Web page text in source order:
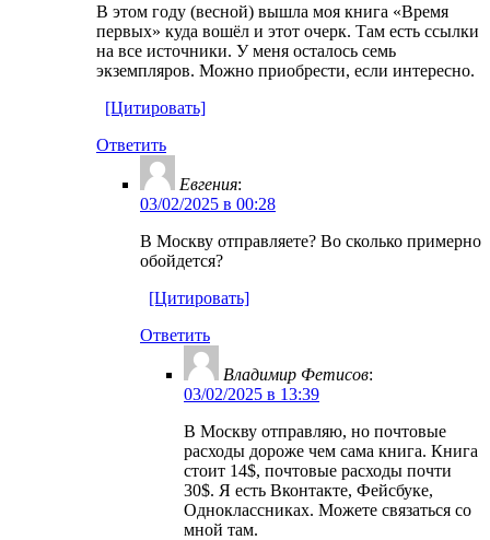
В этом году (весной) вышла моя книга «Время
первых» куда вошёл и этот очерк. Там есть ссылки
на все источники. У меня осталось семь
экземпляров. Можно приобрести, если интересно.
[Цитировать]
Ответить
Евгения:
03/02/2025 в 00:28
В Москву отправляете? Во сколько примерно
обойдется?
[Цитировать]
Ответить
Владимир Фетисов:
03/02/2025 в 13:39
В Москву отправляю, но почтовые
расходы дороже чем сама книга. Книга
стоит 14$, почтовые расходы почти
30$. Я есть Вконтакте, Фейсбуке,
Одноклассниках. Можете связаться со
мной там.